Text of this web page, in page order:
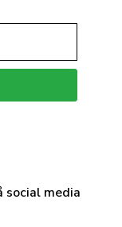
social media